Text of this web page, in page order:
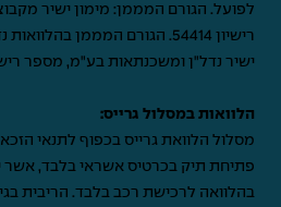
רישיון 54414. הגורם המממן
ישיר נדל"ן ומשכנתאות בע"מ, מספר רישיון
הלוואות במסלול גרייס:
מסלול הלוואת גרייס בכפוף לתנאי
פתיחת תיק בכרטיס אשראי בלבד, אשר
בהלוואה לרכישת רכב בלבד. הריבית